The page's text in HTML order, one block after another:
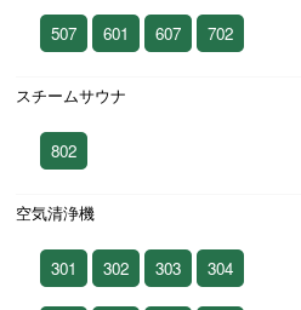
507 601 607 702
スチームサウナ
802
空気清浄機
301 302 303 304